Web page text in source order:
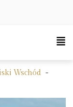
Wschód